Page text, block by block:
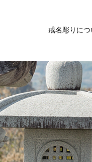
戒名彫りにつ